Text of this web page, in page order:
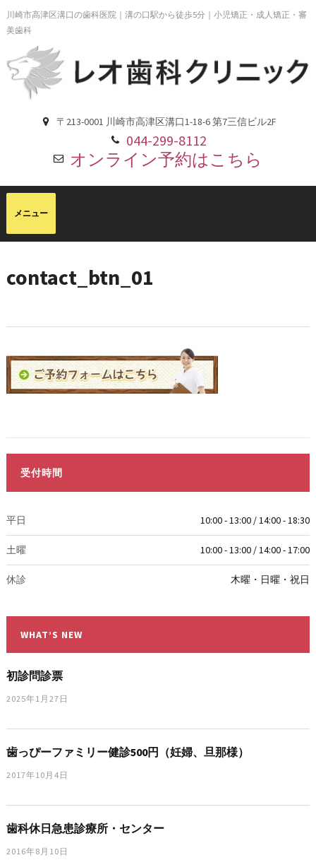
川崎市高津区溝口の歯科医院｜溝の口駅から徒歩5分｜小児矯正・成人矯正・審
美歯科
〒213-0001 川崎市高津区溝口1-18-6 第7三信ビル2F
044-299-8112
オンライン予約はこちら
contact_btn_01
受付時間
平日 10:00 - 13:00 / 14:00 - 18:30
土曜 10:00 - 13:00 / 14:00 - 17:00
休診 木曜・日曜・祝日
WHAT’S NEW
初診問診票
2025年1月27日
歯っぴーファミリー健診500円（妊婦、旦那様）
2017年10月4日
歯科休日急患診療所・センター
2016年8月10日